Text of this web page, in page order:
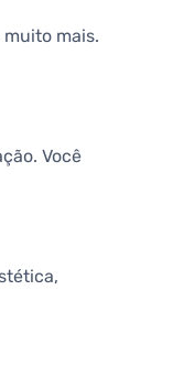
mais.
Você